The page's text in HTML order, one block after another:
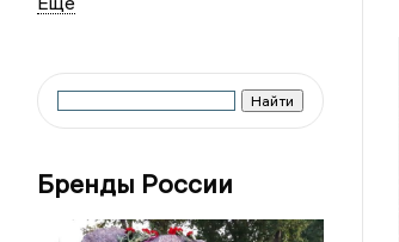
Бренды России